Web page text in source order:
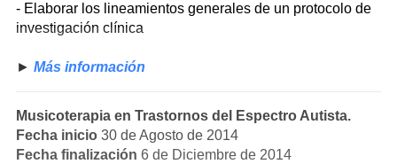
- Elaborar los lineamientos generales de un protocolo de
investigación clínica
► Más información
Musicoterapia en Trastornos del Espectro Autista.
Fecha inicio 30 de Agosto de 2014
Fecha finalización 6 de Diciembre de 2014